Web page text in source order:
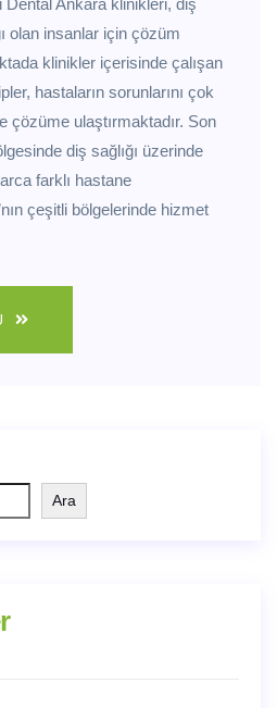
Dental Ankara klinikleri, diş
olan insanlar için çözüm
klinikler içerisinde çalışan
hastaların sorunlarını çok
çözüme ulaştırmaktadır. Son
diş sağlığı üzerinde
farklı hastane
çeşitli bölgelerinde hizmet
Ara